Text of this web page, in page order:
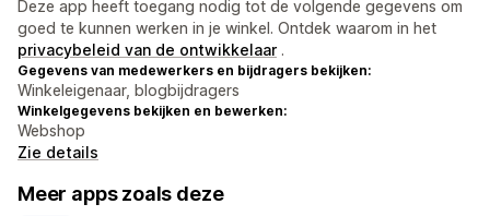
Deze app heeft toegang nodig tot de volgende gegevens om
goed te kunnen werken in je winkel. Ontdek waarom in het
privacybeleid van de ontwikkelaar .
Gegevens van medewerkers en bijdragers bekijken:
Winkeleigenaar, blogbijdragers
Winkelgegevens bekijken en bewerken:
Webshop
Zie details
Meer apps zoals deze